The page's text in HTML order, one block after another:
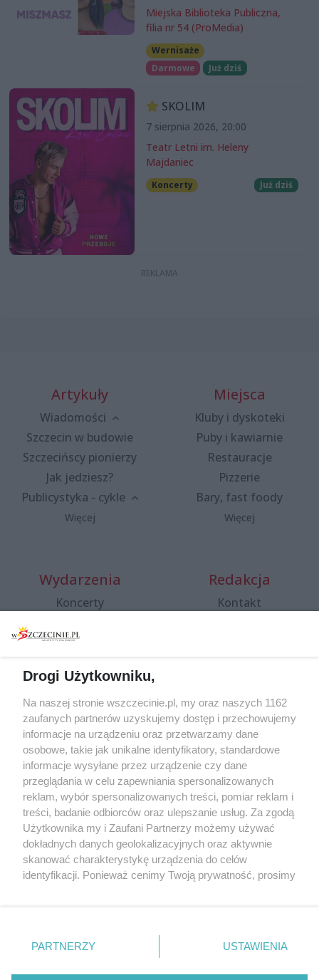
Miejska Biblioteka Publiczna,
filia nr 54 (ProMedia)
Wernisaże
Darmowe
Już dziś
SKOLIM
7 sierpnia 2026, 20:00
Teatr Letni im. Heleny
Majdaniec
Koncerty Już dziś
Artykuły
Wiadomości
Szczecin w budowie
Szczecińscy pionierzy
Jak jedziesz?
Publicystyka - cykle
Więcej
Miejsca
Kluby i dyskoteki
Puby i kawiarnie
Restauracje
Pizzerie
Bary, fast foody
Więcej
Wydarzenia
Koncerty
Spacery i oprowadzania
targi
Wernisaże
Więcej
Redakcja
Kontakt
Specjalny koncert z okazji
20. urodzin portalu
wSzczecinie.pl
Regulamin konkursów
śniadaniówka "Hej
Szczecin! Jest piątek!"
Partnerzy
Praca Szczecin
© 2026 wSzczecinie.pl
Drogi Użytkowniku,
Na naszej stronie wszczecinie.pl, my oraz naszych 1162
zaufanych partnerów uzyskujemy dostęp i przechowujemy
informacje na urządzeniu oraz przetwarzamy dane
osobowe, takie jak unikalne identyfikatory, standardowe
informacje wysyłane przez urządzenie czy dane
przeglądania w celu zapewniania spersonalizowanych
reklam, wybór spersonalizowanych treści, pomiar reklam i
treści, badanie odbiorców oraz ulepszanie usług. Za zgodą
Użytkownika my i Zaufani Partnerzy możemy używać
dokładnych danych geolokalizacyjnych oraz aktywnie
skanować charakterystykę urządzenia do celów
identyfikacji. Ponieważ cenimy Twoją prywatność, prosimy
prywatności znajdujący się w lewym dolnym rogu strony
. Niektóre rodzaje przetwarzania danych nie wymagają
PARTNERZY USTAWIENIA